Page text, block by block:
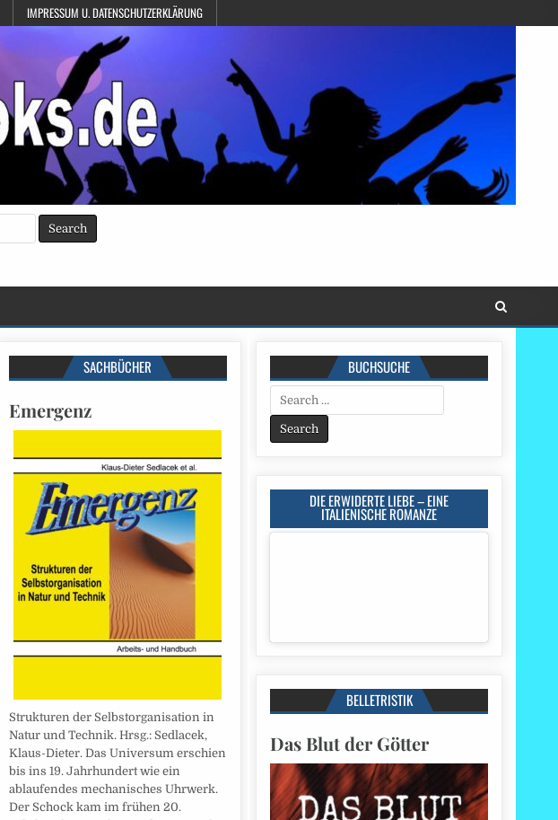
IMPRESSUM U. DATENSCHUTZERKLÄRUNG
SACHBÜCHER
Emergenz
Strukturen der Selbstorganisation in
Natur und Technik. Hrsg.: Sedlacek,
Klaus-Dieter. Das Universum erschien
bis ins 19. Jahrhundert wie ein
ablaufendes mechanisches Uhrwerk.
Der Schock kam im frühen 20.
BUCHSUCHE
Search
for:
DIE ERWIDERTE LIEBE – EINE
ITALIENISCHE ROMANZE
BELLETRISTIK
Das Blut der Götter